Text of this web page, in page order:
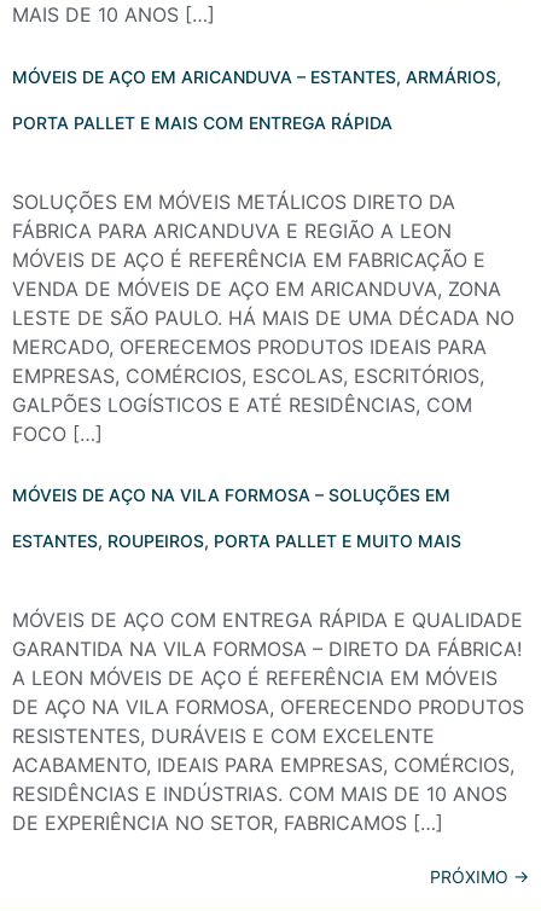
MAIS DE 10 ANOS […]
MÓVEIS DE AÇO EM ARICANDUVA – ESTANTES, ARMÁRIOS,
PORTA PALLET E MAIS COM ENTREGA RÁPIDA
SOLUÇÕES EM MÓVEIS METÁLICOS DIRETO DA
FÁBRICA PARA ARICANDUVA E REGIÃO A LEON
MÓVEIS DE AÇO É REFERÊNCIA EM FABRICAÇÃO E
VENDA DE MÓVEIS DE AÇO EM ARICANDUVA, ZONA
LESTE DE SÃO PAULO. HÁ MAIS DE UMA DÉCADA NO
MERCADO, OFERECEMOS PRODUTOS IDEAIS PARA
EMPRESAS, COMÉRCIOS, ESCOLAS, ESCRITÓRIOS,
GALPÕES LOGÍSTICOS E ATÉ RESIDÊNCIAS, COM
FOCO […]
MÓVEIS DE AÇO NA VILA FORMOSA – SOLUÇÕES EM
ESTANTES, ROUPEIROS, PORTA PALLET E MUITO MAIS
MÓVEIS DE AÇO COM ENTREGA RÁPIDA E QUALIDADE
GARANTIDA NA VILA FORMOSA – DIRETO DA FÁBRICA!
A LEON MÓVEIS DE AÇO É REFERÊNCIA EM MÓVEIS
DE AÇO NA VILA FORMOSA, OFERECENDO PRODUTOS
RESISTENTES, DURÁVEIS E COM EXCELENTE
ACABAMENTO, IDEAIS PARA EMPRESAS, COMÉRCIOS,
RESIDÊNCIAS E INDÚSTRIAS. COM MAIS DE 10 ANOS
DE EXPERIÊNCIA NO SETOR, FABRICAMOS […]
PRÓXIMO →